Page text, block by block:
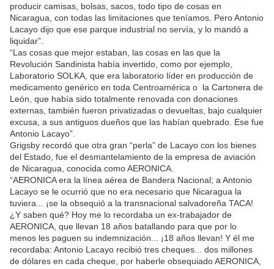
producir camisas, bolsas, sacos, todo tipo de cosas en
Nicaragua, con todas las limitaciones que teníamos. Pero Antonio
Lacayo dijo que ese parque industrial no servía, y lo mandó a
liquidar”.
“Las cosas que mejor estaban, las cosas en las que la
Revolución Sandinista había invertido, como por ejemplo,
Laboratorio SOLKA, que era laboratorio líder en producción de
medicamento genérico en toda Centroamérica o la Cartonera de
León, que había sido totalmente renovada con donaciones
externas, también fueron privatizadas o devueltas, bajo cualquier
excusa, a sus antiguos dueños que las habían quebrado. Ese fue
Antonio Lacayo”.
Grigsby recordó que otra gran “perla” de Lacayo con los bienes
del Estado, fue el desmantelamiento de la empresa de aviación
de Nicaragua, conocida como AERONICA.
“AERONICA era la línea aérea de Bandera Nacional; a Antonio
Lacayo se le ocurrió que no era necesario que Nicaragua la
tuviera... ¡se la obsequió a la transnacional salvadoreña TACA!
¿Y saben qué? Hoy me lo recordaba un ex-trabajador de
AERONICA, que llevan 18 años batallando para que por lo
menos les paguen su indemnización... ¡18 años llevan! Y él me
recordaba: Antonio Lacayo recibió tres cheques... dos millones
de dólares en cada cheque, por haberle obsequiado AERONICA,